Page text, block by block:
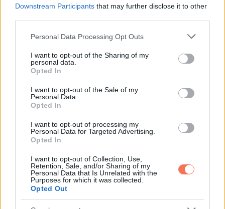
Downstream Participants that may further disclose it to other
Please note that this website/app uses one or more Google
not limited to your visit or usage behaviour. You may click to
grant or deny consent to Google and its third-party tags to
use your data for below specified purposes in below Google
consent section.
Personal Data Processing Opt Outs
I want to opt-out of the Sharing of my
personal data.
Opted In
I want to opt-out of the Sale of my
Personal Data.
Opted In
I want to opt-out of processing my
Personal Data for Targeted Advertising.
Opted In
I want to opt-out of Collection, Use,
Retention, Sale, and/or Sharing of my
Personal Data that Is Unrelated with the
Purposes for which it was collected.
Opted Out
ELŐZŐ POSZT
Azonnal félbeszakadt az előadás! A
Válassz egy egyiptomi kártyát, hogy
megismerhesd jövőbeli sorsodat és a